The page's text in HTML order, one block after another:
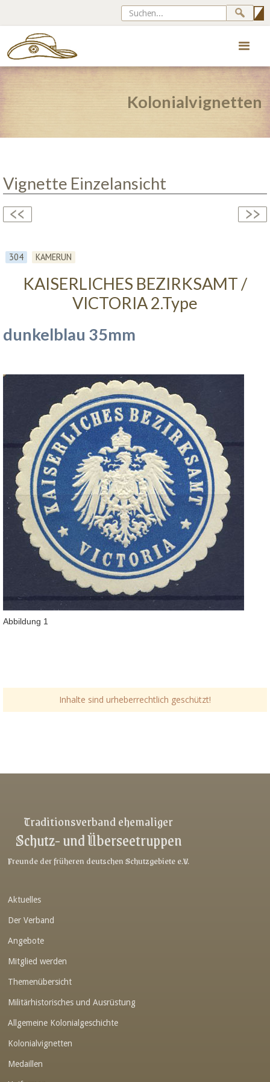
Kolonialvignetten
Vignette Einzelansicht
304 KAMERUN
KAISERLICHES BEZIRKSAMT /
VICTORIA 2.Type
dunkelblau 35mm
Abbildung 1
Inhalte sind urheberrechtlich geschützt!
Link-v-z
Link-v-z
Link-v-z
Link-v-z
Link-v-z
Link-v-z
Link-v-z
Link-v-z
Traditionsverband ehemaliger
Schutz- und Überseetruppen
Freunde der früheren deutschen Schutzgebiete e.V.
Aktuelles
Der Verband
Angebote
Mitglied werden
Themenübersicht
Militärhistorisches und Ausrüstung
Allgemeine Kolonialgeschichte
Kolonialvignetten
Medaillen